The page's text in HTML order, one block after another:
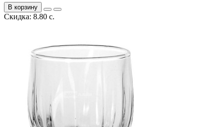
В корзину
Скидка: 8.80 с.